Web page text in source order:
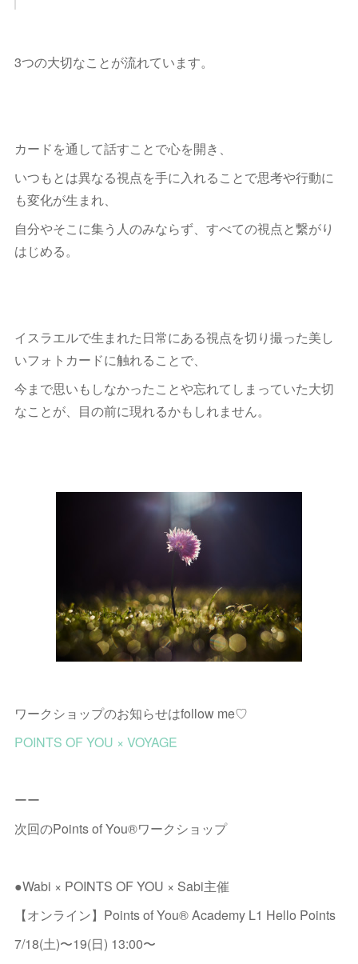
3つの大切なことが流れています。
カードを通して話すことで心を開き、
いつもとは異なる視点を手に入れることで思考や行動に
も変化が生まれ、
自分やそこに集う人のみならず、すべての視点と繋がり
はじめる。
イスラエルで生まれた日常にある視点を切り撮った美し
いフォトカードに触れることで、
今まで思いもしなかったことや忘れてしまっていた大切
なことが、目の前に現れるかもしれません。
ワークショップのお知らせはfollow me♡
POINTS OF YOU × VOYAGE
ーー
次回のPoints of You®︎ワークショップ
●Wabi × POINTS OF YOU × Sabi主催
【オンライン】Points of You®︎ Academy L1 Hello Points
7/18(土)〜19(日) 13:00〜